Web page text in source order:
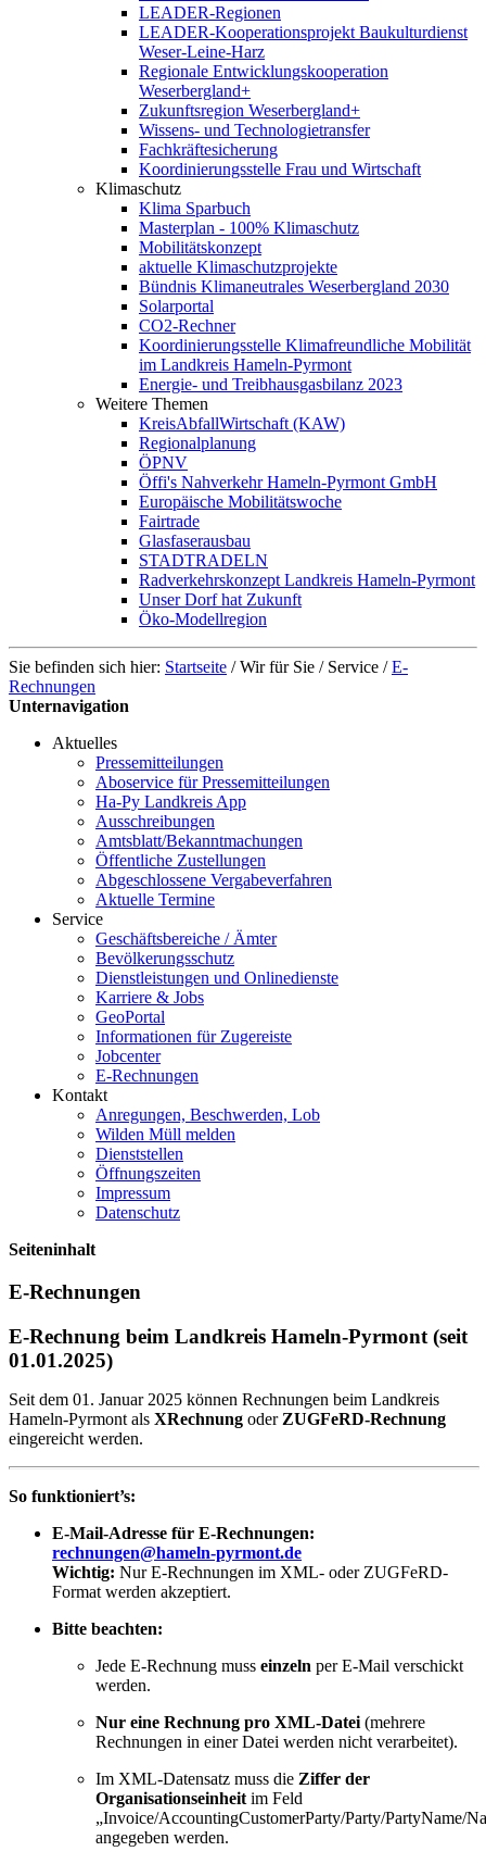
LEADER-Regionen
LEADER-Kooperationsprojekt Baukulturdienst
Weser-Leine-Harz
Regionale Entwicklungskooperation
Weserbergland+
Zukunftsregion Weserbergland+
Wissens- und Technologietransfer
Fachkräftesicherung
Koordinierungsstelle Frau und Wirtschaft
Klimaschutz
Klima Sparbuch
Masterplan - 100% Klimaschutz
Mobilitätskonzept
aktuelle Klimaschutzprojekte
Bündnis Klimaneutrales Weserbergland 2030
Solarportal
CO2-Rechner
Koordinierungsstelle Klimafreundliche Mobilität
im Landkreis Hameln-Pyrmont
Energie- und Treibhausgasbilanz 2023
Weitere Themen
KreisAbfallWirtschaft (KAW)
Regionalplanung
ÖPNV
Öffi's Nahverkehr Hameln-Pyrmont GmbH
Europäische Mobilitätswoche
Fairtrade
Glasfaserausbau
STADTRADELN
Radverkehrskonzept Landkreis Hameln-Pyrmont
Unser Dorf hat Zukunft
Öko-Modellregion
Sie befinden sich hier: Startseite /Wir für Sie / Service /E-
Rechnungen
Unternavigation
Aktuelles
Pressemitteilungen
Aboservice für Pressemitteilungen
Ha-Py Landkreis App
Ausschreibungen
Amtsblatt/Bekanntmachungen
Öffentliche Zustellungen
Abgeschlossene Vergabeverfahren
Aktuelle Termine
Service
Geschäftsbereiche / Ämter
Bevölkerungsschutz
Dienstleistungen und Onlinedienste
Karriere & Jobs
GeoPortal
Informationen für Zugereiste
Jobcenter
E-Rechnungen
Kontakt
Anregungen, Beschwerden, Lob
Wilden Müll melden
Dienststellen
Öffnungszeiten
Impressum
Datenschutz
Seiteninhalt
E-Rechnungen
E-Rechnung beim Landkreis Hameln-Pyrmont (seit
01.01.2025)
Seit dem 01. Januar 2025 können Rechnungen beim Landkreis
Hameln-Pyrmont als XRechnung oder ZUGFeRD-Rechnung
eingereicht werden.
So funktioniert’s:
E-Mail-Adresse für E-Rechnungen:
rechnungen@hameln-pyrmont.de
Wichtig: Nur E-Rechnungen im XML- oder ZUGFeRD-
Format werden akzeptiert.
Bitte beachten:
Jede E-Rechnung muss einzeln per E-Mail verschickt
werden.
Nur eine Rechnung pro XML-Datei (mehrere
Rechnungen in einer Datei werden nicht verarbeitet).
Im XML-Datensatz muss die Ziffer der
Organisationseinheit im Feld
„Invoice/AccountingCustomerParty/Party/PartyName/
angegeben werden.